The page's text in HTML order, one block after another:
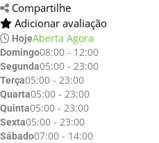
Compartilhe
Adicionar avaliação
HojeAberta Agora
Domingo08:00 - 12:00
Segunda05:00 - 23:00
Terça05:00 - 23:00
Quarta05:00 - 23:00
Quinta05:00 - 23:00
Sexta05:00 - 23:00
Sábado07:00 - 14:00